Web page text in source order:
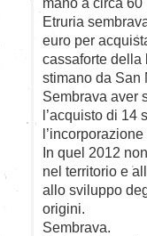
Etruria
euro per
cassaforte della
stimano da San
Sembrava aver
l’acquisto di 14
In quel 2012
nel territorio e
allo sviluppo
origini.
Sembrava.